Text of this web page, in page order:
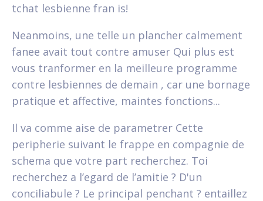
tchat lesbienne fran is!
Neanmoins, une telle un plancher calmement
fanee avait tout contre amuser Qui plus est
vous tranformer en la meilleure programme
contre lesbiennes de demain , car une bornage
pratique et affective, maintes fonctions...
Il va comme aise de parametrer Cette
peripherie suivant le frappe en compagnie de
schema que votre part recherchez. Toi
recherchez a l’egard de l’amitie ? D'un
conciliabule ? Le principal penchant ? entaillez